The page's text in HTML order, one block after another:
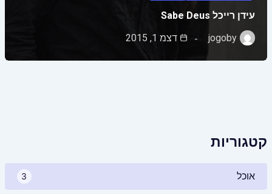
עידן רייכל Sabe Deus
by
jogo דצמ 1, 2015
קטגוריות
אוכל 3